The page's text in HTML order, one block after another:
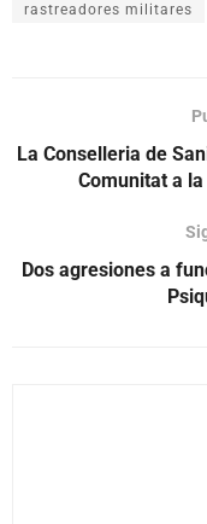
rastreadores militares
La Conselleria de
Comunitat a la
Dos agresiones a